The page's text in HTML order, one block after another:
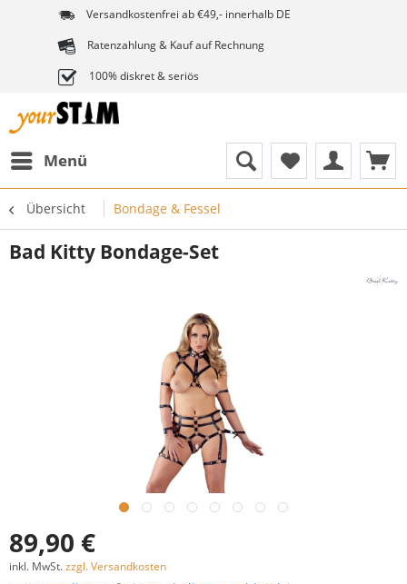
Versandkostenfrei ab €49,- innerhalb DE
Ratenzahlung & Kauf auf Rechnung
100% diskret & seriös
Menü
Übersicht Bondage & Fessel
Bad Kitty Bondage-Set
89,90 €
inkl. MwSt.zzgl. Versandkosten